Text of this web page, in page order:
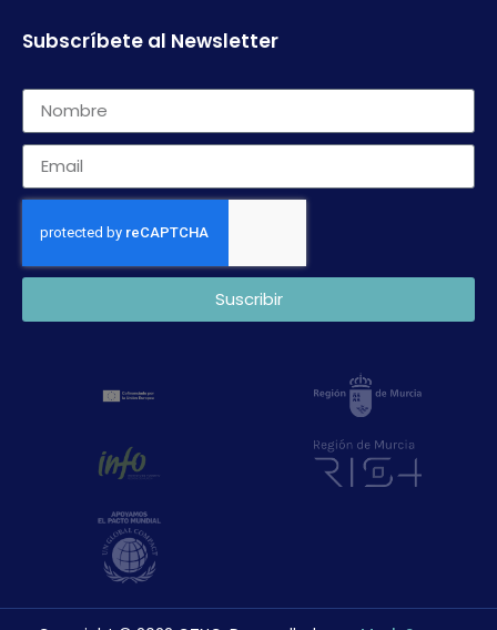
Subscríbete al Newsletter
Suscribir